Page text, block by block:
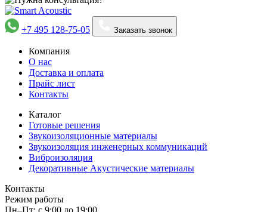
+7 495 128-75-05 Заказать звонок
Компания
О нас
Доставка и оплата
Прайс лист
Контакты
Каталог
Готовые решения
Звукоизоляционные материалы
Звукоизоляция инженерных коммуникаций
Виброизоляция
Декоративные Акустические материалы
Контакты
Режим работы
Пн–Пт: с 9:00 до 19:00,